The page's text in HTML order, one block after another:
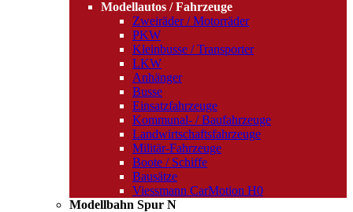
Modellautos / Fahrzeuge
Zweiräder / Motorräder
PKW
Kleinbusse / Transporter
LKW
Anhänger
Busse
Einsatzfahrzeuge
Kommunal- / Baufahrzeuge
Landwirtschaftsfahrzeuge
Militär-Fahrzeuge
Boote / Schiffe
Bausätze
Viessmann CarMotion H0
Modellbahn Spur N